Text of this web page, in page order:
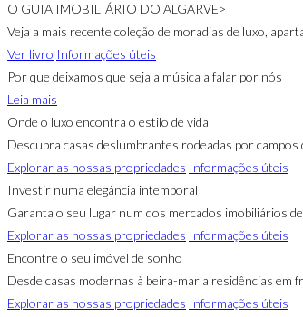
O GUIA IMOBILIÁRIO DO ALGARVE>
Veja a mais recente coleção de moradias de luxo,
Ver livro Informações úteis
Por que deixamos que seja a música a falar por nós
Leia mais
Onde o luxo encontra o estilo de vida
Descubra casas deslumbrantes rodeadas por
Explorar as nossas propriedades Informações úteis
Investir numa elegância intemporal
Garanta o seu lugar num dos mercados imobiliários
Explorar as nossas propriedades Informações úteis
Encontre o seu imóvel de sonho
Desde casas modernas à beira-mar a residências em
Explorar as nossas propriedades Informações úteis